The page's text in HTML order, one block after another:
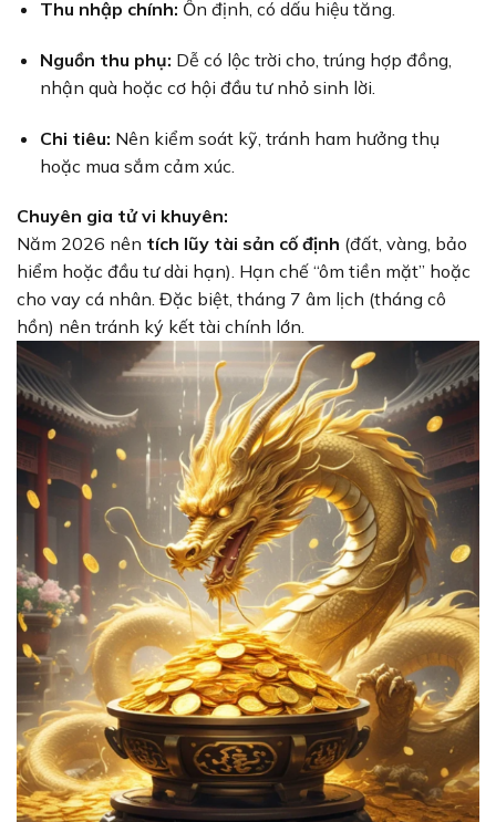
Thu nhập chính: Ổn định, có dấu hiệu tăng.
Nguồn thu phụ: Dễ có lộc trời cho, trúng hợp đồng,
nhận quà hoặc cơ hội đầu tư nhỏ sinh lời.
Chi tiêu: Nên kiểm soát kỹ, tránh ham hưởng thụ
hoặc mua sắm cảm xúc.
Chuyên gia tử vi khuyên:
Năm 2026 nên tích lũy tài sản cố định (đất, vàng, bảo
hiểm hoặc đầu tư dài hạn). Hạn chế “ôm tiền mặt” hoặc
cho vay cá nhân. Đặc biệt, tháng 7 âm lịch (tháng cô
hồn) nên tránh ký kết tài chính lớn.